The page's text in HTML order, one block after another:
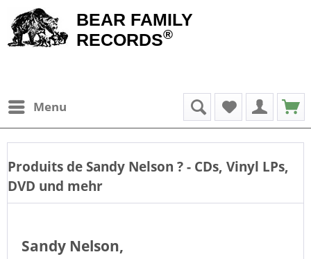
BEAR FAMILY
RECORDS®
Menu
Produits de Sandy Nelson ? - CDs, Vinyl LPs,
DVD und mehr
Sandy Nelson,